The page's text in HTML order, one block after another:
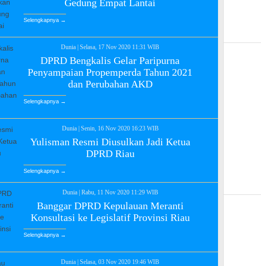
Gedung Empat Lantai
Selengkapnya →
Dunia Selasa, 17 Nov 2020 11:31 WIB
DPRD Bengkalis Gelar Paripurna
Penyampaian Propemperda Tahun 2021
dan Perubahan AKD
Selengkapnya →
Dunia| Senin, 16 Nov 2020 16:23 WIB
Yulisman Resmi Diusulkan Jadi Ketua
DPRD Riau
Selengkapnya →
Dunia| Rabu, 11 Nov 2020 11:29 WIB
Banggar DPRD Kepulauan Meranti
Konsultasi ke Legislatif Provinsi Riau
Selengkapnya →
Dunia Selasa, 03 Nov 2020 19:46 WIB